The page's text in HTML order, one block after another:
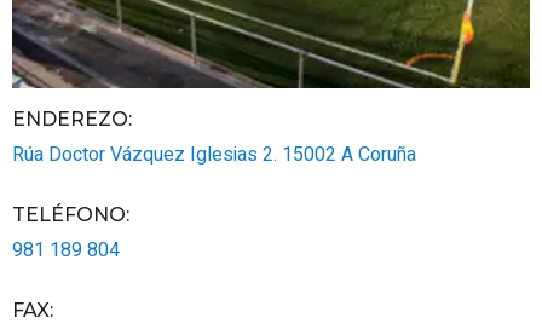
ENDEREZO:
Rúa Doctor Vázquez Iglesias 2. 15002 A Coruña
TELÉFONO:
981 189 804
FAX: